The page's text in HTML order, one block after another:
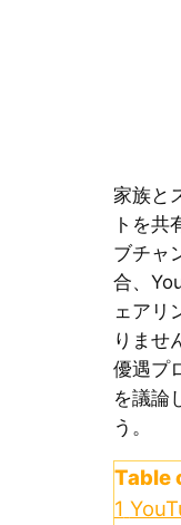
家族と
トを共
ブチャ
合、
ェアリ
りませ
優遇プ
を議論
う。
Table
1